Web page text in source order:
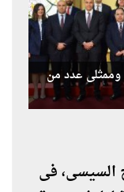
عدد من
السيسى، فى